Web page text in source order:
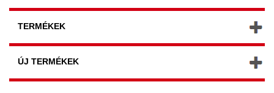
TERMÉKEK
ÚJ TERMÉKEK